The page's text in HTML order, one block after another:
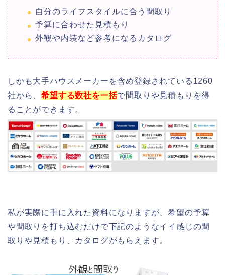
自分のライフスタイルに合う間取り
予算に合わせた見積もり
外観や内装など参考になるカタログ
しかも大手ハウスメーカーを含め登録されている1260
社から、希望する数社を一括で間取りや見積もりを得
ることができます。
私が実際に手に入れた資料になりますが、希望の予算
や間取りを打ち込むだけで下記のようなイイ感じの間
取りや見積もり、カタログがもらえます。